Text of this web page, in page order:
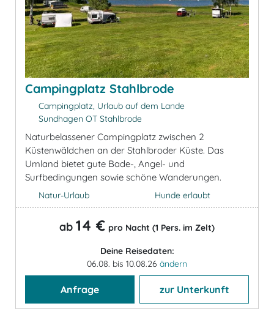
Campingplatz Stahlbrode
Campingplatz, Urlaub auf dem Lande
Sundhagen OT Stahlbrode
Naturbelassener Campingplatz zwischen 2
Küstenwäldchen an der Stahlbroder Küste. Das
Umland bietet gute Bade-, Angel- und
Surfbedingungen sowie schöne Wanderungen.
Natur-Urlaub Hunde erlaubt
ab 14 € pro Nacht (1 Pers. im Zelt)
Deine Reisedaten:
06.08. bis 10.08.26 ändern
Anfrage zur Unterkunft